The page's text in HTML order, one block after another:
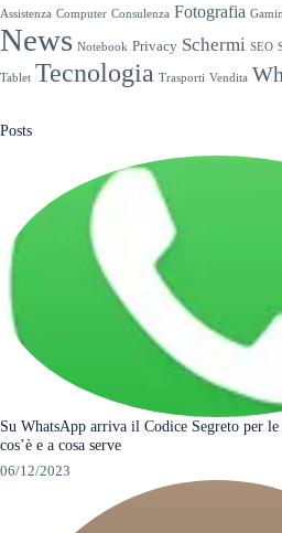
Assistenza Computer Consulenza Fotografia
News Notebook Privacy Schermi SEO
Tablet Tecnologia Trasporti Vendita
Posts
Su WhatsApp arriva il Codice Segreto per
cos’è e a cosa serve
06/12/2023